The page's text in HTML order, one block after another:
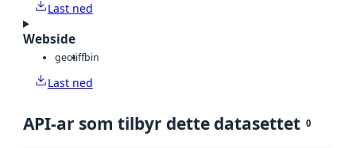
Last ned
Webside
geotiffbin
Last ned
API-ar som tilbyr dette datasettet 0